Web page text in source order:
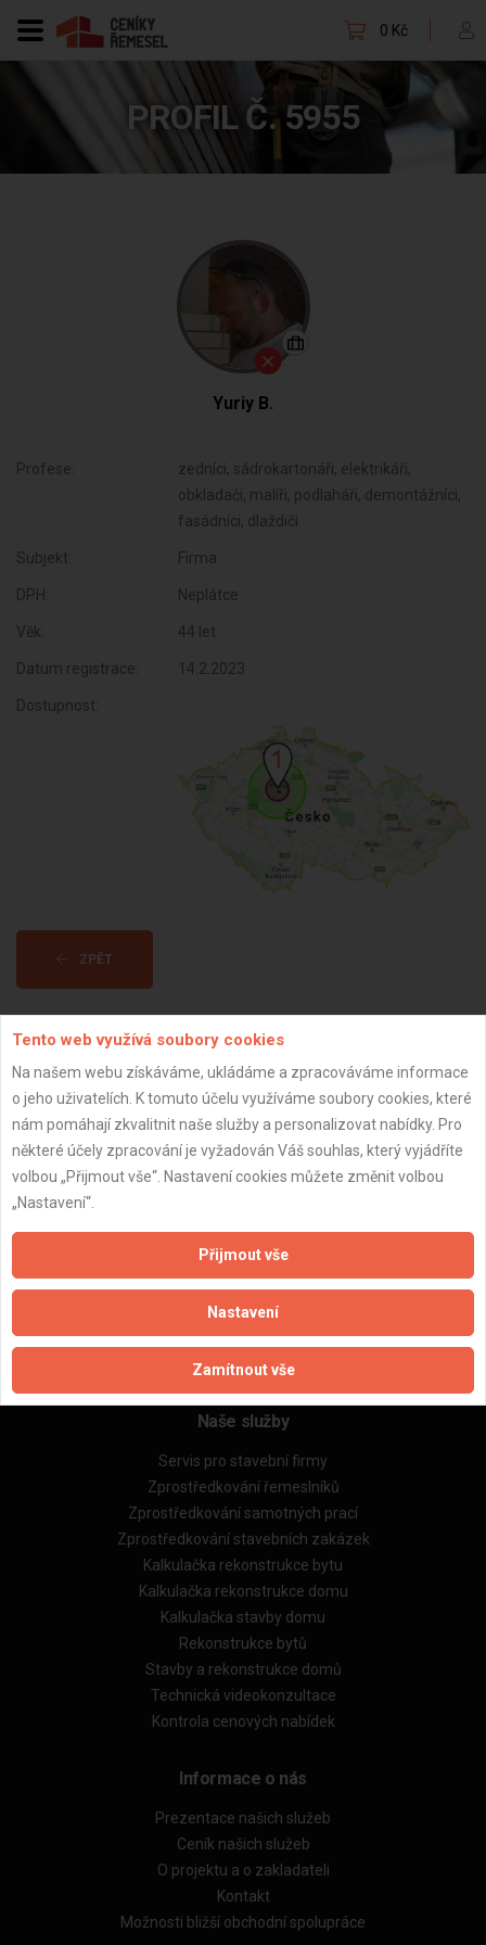
0 Kč
PROFIL Č. 5955
Yuriy B.
Profese:
zedníci, sádrokartonáři, elektrikáři,
obkladači, malíři, podlaháři, demontážníci,
fasádníci, dlaždiči
Subjekt: Firma
DPH: Neplátce
Věk: 44 let
Datum registrace: 14.2.2023
Dostupnost:
ZPĚT
Aktualizováno z portálu ARES dne 25.01.2024 20:28:14
Důležité informace
Zpracování a ochrana osobních údajů
Zásady pro používání souborů cookie
Obchodní podmínky (zprostředkování)
Obchodní podmínky (rozpočtování)
Reference
Naše excelové tabulky online
Naše služby
Servis pro stavební firmy
Zprostředkování řemeslníků
Zprostředkování samotných prací
Zprostředkování stavebních zakázek
Kalkulačka rekonstrukce bytu
Kalkulačka rekonstrukce domu
Kalkulačka stavby domu
Rekonstrukce bytů
Stavby a rekonstrukce domů
Technická videokonzultace
Kontrola cenových nabídek
Informace o nás
Prezentace našich služeb
Ceník našich služeb
O projektu a o zakladateli
Kontakt
Možnosti bližší obchodní spolupráce
Tento web využívá soubory cookies
Na našem webu získáváme, ukládáme a zpracováváme informace
o jeho uživatelích. K tomuto účelu využíváme soubory cookies, které
nám pomáhají zkvalitnit naše služby a personalizovat nabídky. Pro
některé účely zpracování je vyžadován Váš souhlas, který vyjádříte
volbou „Přijmout vše“. Nastavení cookies můžete změnit volbou
„Nastavení“.
Přijmout vše
Nastavení
Zamítnout vše